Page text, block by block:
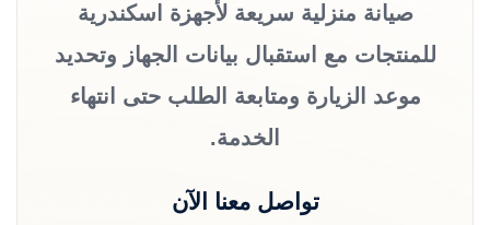
صيانة منزلية سريعة لأجهزة اسكندرية
للمنتجات مع استقبال بيانات الجهاز وتحديد
موعد الزيارة ومتابعة الطلب حتى انتهاء
الخدمة.
تواصل معنا الآن